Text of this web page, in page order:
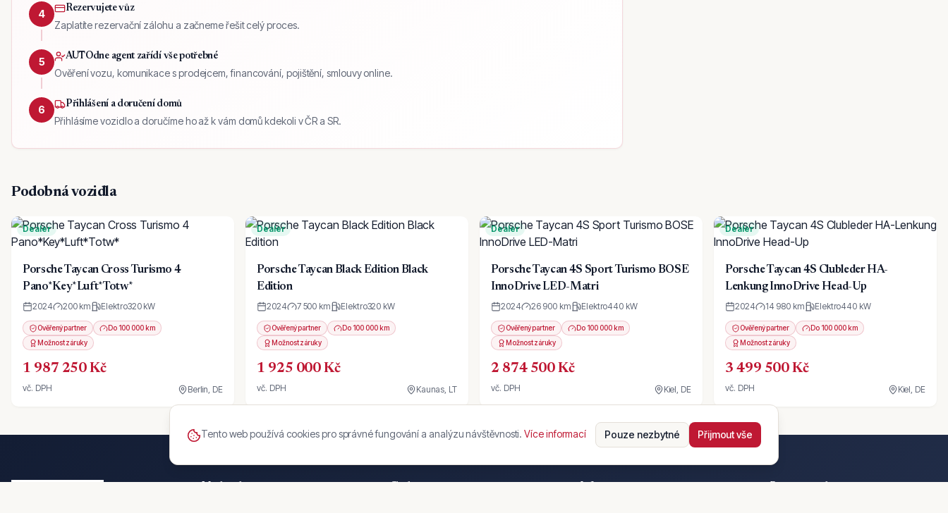
4 Rezervujete vůz
Zaplatíte rezervační zálohu a začneme řešit celý proces.
5 AUTOdne agent zařídí vše potřebné
Ověření vozu, komunikace s prodejcem, financování, pojištění, smlouvy online.
6 Přihlášení a doručení domů
Přihlásíme vozidlo a doručíme ho až k vám domů kdekoli v ČR a SR.
Podobná vozidla
Dealer
Porsche Taycan Cross Turismo 4
Pano*Key*Luft*Totw*
2024 200 km Elektro320 kW
Ověřený partner
Do 100 000 km
Možnost záruky
1 987 250 Kč
vč. DPH Berlin, DE
Dealer
Porsche Taycan Black Edition Black
Edition
2024 7 500 km Elektro320 kW
Ověřený partner
Do 100 000 km
Možnost záruky
1 925 000 Kč
vč. DPH Kaunas, LT
Dealer
Porsche Taycan 4S Sport Turismo BOSE
InnoDrive LED-Matri
2024 26 900 km Elektro440 kW
Ověřený partner
Do 100 000 km
Možnost záruky
2 874 500 Kč
vč. DPH Kiel, DE
Dealer
Porsche Taycan 4S Clubleder HA-
Lenkung InnoDrive Head-Up
2024 14 980 km Elektro440 kW
Ověřený partner
Do 100 000 km
Možnost záruky
3 499 500 Kč
vč. DPH Kiel, DE
Tento web používá cookies pro správné fungování a analýzu návštěvnosti. Více informací Pouze nezbytné Přijmout vše